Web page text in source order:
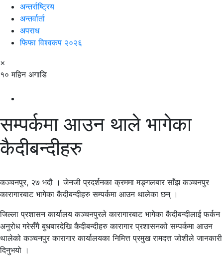
अन्तर्राष्ट्रिय
अन्तर्वार्ता
अपराध
फिफा विश्वकप २०२६
×
१० महिन अगाडि
सम्पर्कमा आउन थाले भागेका
कैदीबन्दीहरु
कञ्चनपुर, २७ भदौ । जेनजी प्रदर्शनका क्रममा मङ्गलबार साँझ कञ्चनपुर
कारागारबाट भागेका कैदीबन्दीहरु सम्पर्कमा आउन थालेका छन् ।
जिल्ला प्रशासन कार्यालय कञ्चनपुरले कारागारबाट भागेका कैदीबन्दीलाई फर्कन
अनुरोध गरेसँगै बुधबारदेखि कैदीबन्दीहरु कारागार प्रशासनको सम्पर्कमा आउन
थालेको कञ्चनपुर कारागार कार्यालयका निमित्त प्रमुख रामदत्त जोशीले जानकारी
दिनुभयो ।